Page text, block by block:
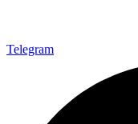
Telegram